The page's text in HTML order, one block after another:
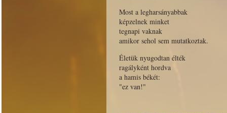
Most a legharsányabbak
képzelnek minket
tegnapi vaknak
amikor sehol sem mutatkoztak.
Életük nyugodtan élték
ragályként hordva
a hamis békét:
"ez van!"